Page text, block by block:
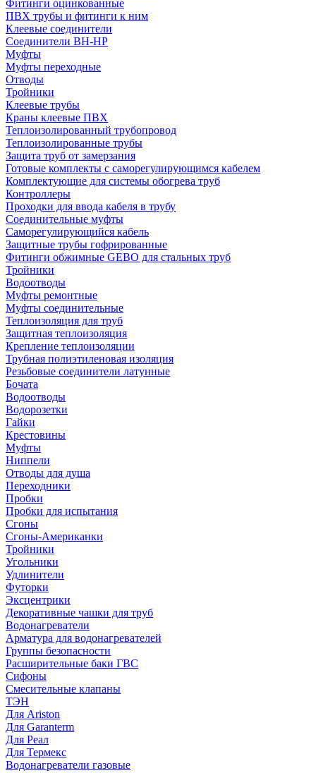
Фитинги оцинкованные
ПВХ трубы и фитинги к ним
Клеевые соединители
Соединители ВН-НР
Муфты
Муфты переходные
Отводы
Тройники
Клеевые трубы
Краны клеевые ПВХ
Теплоизолированный трубопровод
Теплоизолированные трубы
Защита труб от замерзания
Готовые комплекты с саморегулирующимся кабелем
Комплектующие для системы обогрева труб
Контроллеры
Проходки для ввода кабеля в трубу
Соединительные муфты
Саморегулирующийся кабель
Защитные трубы гофрированные
Фитинги обжимные GEBO для стальных труб
Тройники
Водоотводы
Муфты ремонтные
Муфты соединительные
Теплоизоляция для труб
Защитная теплоизоляция
Крепление теплоизоляции
Трубная полиэтиленовая изоляция
Резьбовые соединители латунные
Бочата
Водоотводы
Водорозетки
Гайки
Крестовины
Муфты
Ниппели
Отводы для душа
Переходники
Пробки
Пробки для испытания
Сгоны
Сгоны-Американки
Тройники
Угольники
Удлинители
Футорки
Эксцентрики
Декоративные чашки для труб
Водонагреватели
Арматура для водонагревателей
Группы безопасности
Расширительные баки ГВС
Сифоны
Смесительные клапаны
ТЭН
Для Ariston
Для Garanterm
Для Реал
Для Термекс
Водонагреватели газовые